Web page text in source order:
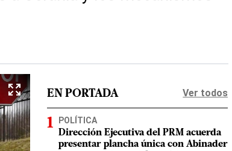
EN PORTADA Ver todos
POLÍTICA
Dirección Ejecutiva del PRM acuerda
presentar plancha única con Abinader